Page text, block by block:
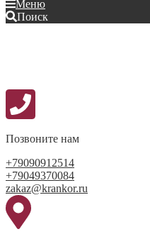
Меню
Поиск
Позвоните нам
+79090912514
+79049370084
zakaz@krankor.ru